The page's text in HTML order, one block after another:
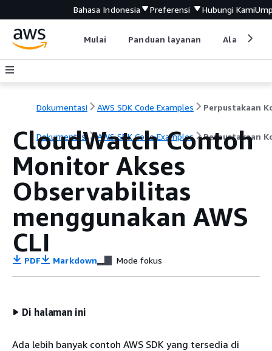
Bahasa Indonesia Preferensi Hubungi Kami
Mulai Panduan layanan Alat
Dokumentasi AWS SDK Code Examples
Dokumentasi AWS SDK Code Examples Perpustakaan
CloudWatch Contoh
Monitor Akses
Observabilitas
menggunakan AWS
CLI
PDF Markdown Mode fokus
Di halaman ini
Ada lebih banyak contoh AWS SDK yang tersedia di